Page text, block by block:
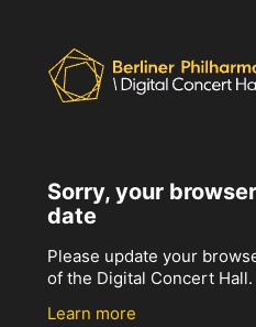
Sorry, your
date
Please update your
of the Digital Concert Hall.
Learn more